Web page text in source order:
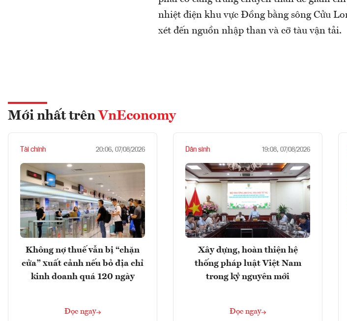
nhiệt điện khu vực Đồng bằng sông Cửu
xét đến nguồn nhập than và cỡ tàu vận tải.
Mới nhất trên VnEconomy
Tài chính 20:06, 07/08/2026
Không nợ thuế vẫn bị “chặn
cửa” xuất cảnh nếu bỏ địa chỉ
kinh doanh quá 120 ngày
Đọc ngay
Dân sinh 19:08, 07/08/2026
Xây dựng, hoàn thiện hệ
thống pháp luật Việt Nam
trong kỷ nguyên mới
Đọc ngay